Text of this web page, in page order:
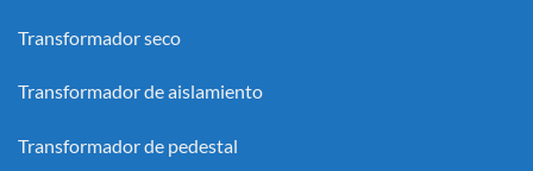
Transformador seco
Transformador de aislamiento
Transformador de pedestal